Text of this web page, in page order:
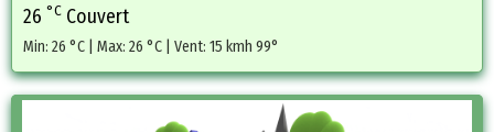
26 °C Couvert
Min: 26 °C | Max: 26 °C | Vent: 15 kmh 99°